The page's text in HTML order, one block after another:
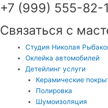
+7 (999) 555-82-
Связаться с
Студия Николая
Оклейка автомобилей
Детейлинг услуги
Керамические
Полировка
Шумоизоляция